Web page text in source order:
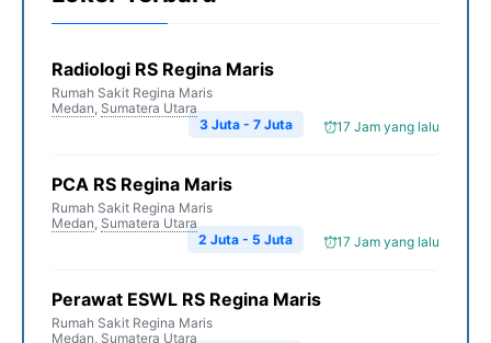
Radiologi RS Regina Maris
Rumah Sakit Regina Maris
Medan, Sumatera Utara
17 Jam yang lalu
3 Juta - 7 Juta
PCA RS Regina Maris
Rumah Sakit Regina Maris
Medan, Sumatera Utara
17 Jam yang lalu
2 Juta - 5 Juta
Perawat ESWL RS Regina Maris
Rumah Sakit Regina Maris
Medan, Sumatera Utara